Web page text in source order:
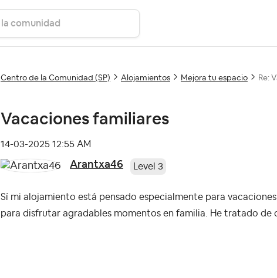
Centro de la Comunidad (SP) Alojamientos Mejora tu espacio Re:
Vacaciones familiares
‎14-03-2025 12:55 AM
Arantxa46 Level 3
Sí mi alojamiento está pensado especialmente para
para disfrutar agradables momentos en familia. He tratado de